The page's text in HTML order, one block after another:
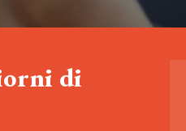
di